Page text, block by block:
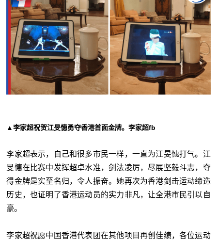
▲李家超祝贺江旻憓勇夺香港首面金牌。李家超fb
李家超表示，自己和很多市民一样，一直为江旻憓打气。江
旻憓在比赛中发挥超卓水准，剑法凌厉，尽展坚毅斗志，夺
得金牌是实至名归，令人振奋。她再次为香港剑击运动缔造
历史，也证明了香港运动员的实力非凡，让全港市民引以自
豪。
李家超祝愿中国香港代表团在其他项目再创佳绩，各位运动